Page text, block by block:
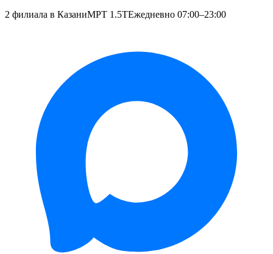
2 филиала в КазаниМРТ 1.5TЕжедневно 07:00–23:00